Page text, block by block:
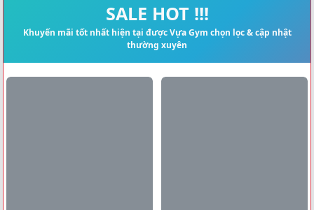
SALE HOT !!!
Khuyến mãi tốt nhất hiện tại được Vựa Gym chọn lọc & cập nhật
thường xuyên